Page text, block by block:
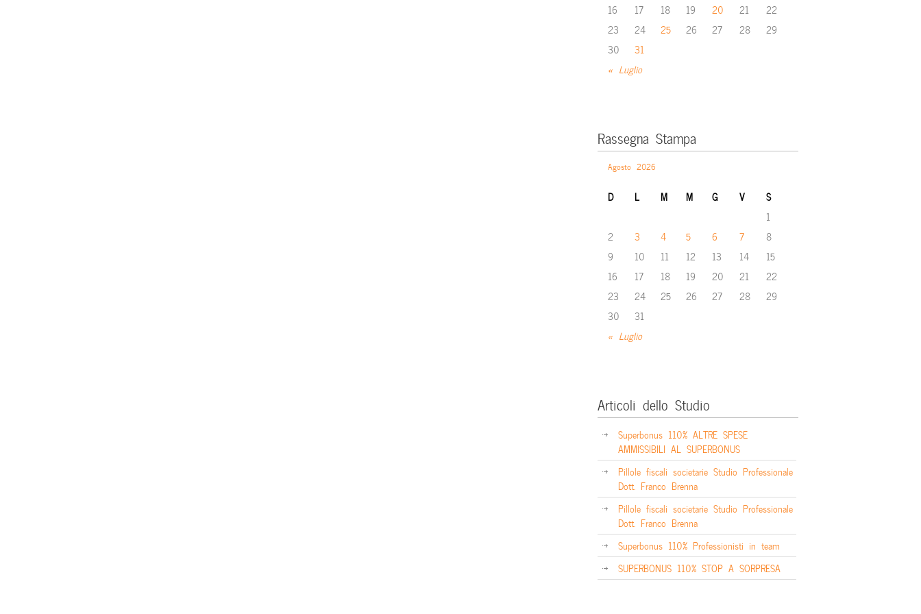
« Luglio
16
17 18 19 20 21
22
23
24 25 26 27 28
29
30
31
Rassegna Stampa
Agosto 2026
D L M M G V S
« Luglio
1
2
3 4 5 6 7
8
9
10 11 12 13 14
15
16
17 18 19 20 21
22
23
24 25 26 27 28
29
30
31
Articoli dello Studio
Superbonus 110% ALTRE SPESE
AMMISSIBILI AL SUPERBONUS
Pillole fiscali societarie Studio Professionale
Dott. Franco Brenna
Pillole fiscali societarie Studio Professionale
Dott. Franco Brenna
Superbonus 110% Professionisti in team
SUPERBONUS 110% STOP A SORPRESA